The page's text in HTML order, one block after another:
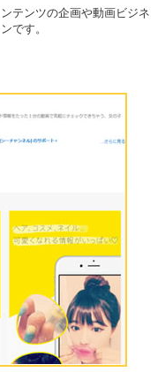
テンツの企画や動画ビジネ
です。